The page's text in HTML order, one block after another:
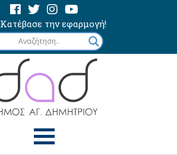
Κατέβασε την εφαρμογή!